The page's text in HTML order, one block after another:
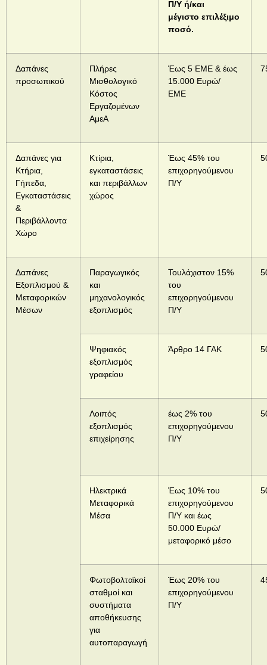
Π/Υ ή/και
μέγιστο επιλέξιμο
ποσό.
Δαπάνες
προσωπικού
Πλήρες
Μισθολογικό
Κόστος
Εργαζομένων
ΑμεΑ
Έως 5 ΕΜΕ & έως
15.000 Ευρώ/
ΕΜΕ
Δαπάνες για
Κτήρια,
Γήπεδα,
Εγκαταστάσεις
&
Περιβάλλοντα
Χώρο
Κτίρια,
εγκαταστάσεις
και περιβάλλων
χώρος
Έως 45% του
επιχορηγούμενου
Π/Υ
Δαπάνες
Εξοπλισμού &
Μεταφορικών
Μέσων
Παραγωγικός
και
μηχανολογικός
εξοπλισμός
Τουλάχιστον 15%
του
επιχορηγούμενου
Π/Υ
Ψηφιακός
εξοπλισμός
γραφείου
Άρθρο 14 ΓΑΚ
Λοιπός
εξοπλισμός
επιχείρησης
έως 2% του
επιχορηγούμενου
Π/Υ
Ηλεκτρικά
Μεταφορικά
Μέσα
Έως 10% του
επιχορηγούμενου
Π/Υ και έως
50.000 Ευρώ/
μεταφορικό μέσο
Φωτοβολταϊκοί
σταθμοί και
συστήματα
αποθήκευσης
για
αυτοπαραγωγή
Έως 20% του
επιχορηγούμενου
Π/Υ